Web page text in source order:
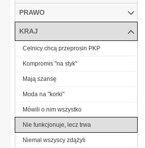
PRAWO
KRAJ
Celnicy chcą przeprosin PKP
Kompromis "na styk"
Mają szansę
Moda na "korki"
Mówili o nim wszystko
Nie funkcjonuje, lecz trwa
Niemal wszyscy zdążyli